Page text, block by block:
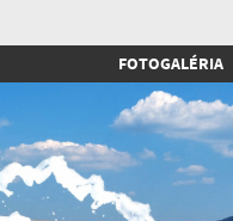
FOTOGALÉRIA